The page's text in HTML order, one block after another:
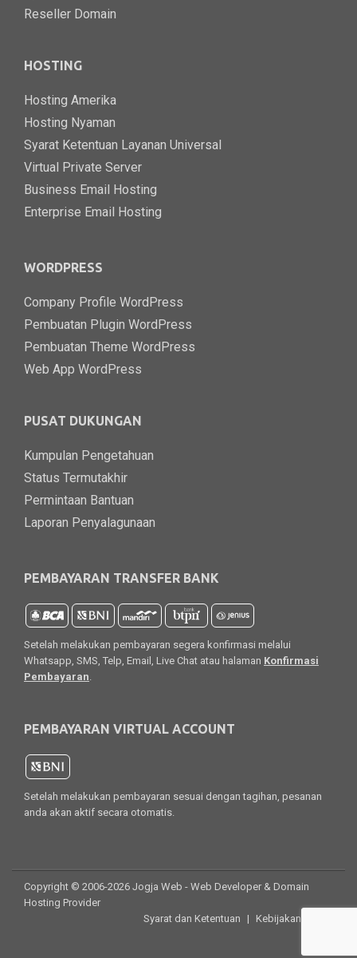
Reseller Domain
HOSTING
Hosting Amerika
Hosting Nyaman
Syarat Ketentuan Layanan Universal
Virtual Private Server
Business Email Hosting
Enterprise Email Hosting
WORDPRESS
Company Profile WordPress
Pembuatan Plugin WordPress
Pembuatan Theme WordPress
Web App WordPress
PUSAT DUKUNGAN
Kumpulan Pengetahuan
Status Termutakhir
Permintaan Bantuan
Laporan Penyalagunaan
PEMBAYARAN TRANSFER BANK
Setelah melakukan pembayaran segera konfirmasi melalui
Whatsapp, SMS, Telp, Email, Live Chat atau halaman Konfirmasi
Pembayaran.
PEMBAYARAN VIRTUAL ACCOUNT
Setelah melakukan pembayaran sesuai dengan tagihan, pesanan
anda akan aktif secara otomatis.
Copyright © 2006-2026 Jogja Web - Web Developer & Domain
Hosting Provider
Syarat dan Ketentuan
| Kebijakan Privasi